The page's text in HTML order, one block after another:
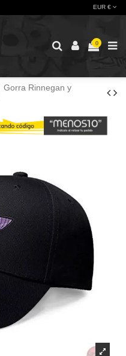
EUR €
0
Gorra Rinnegan y